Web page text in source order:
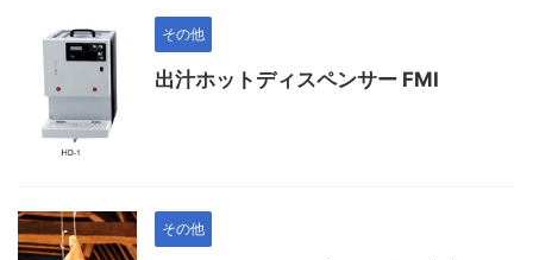
その他
出汁ホットディスペンサー FMI
その他